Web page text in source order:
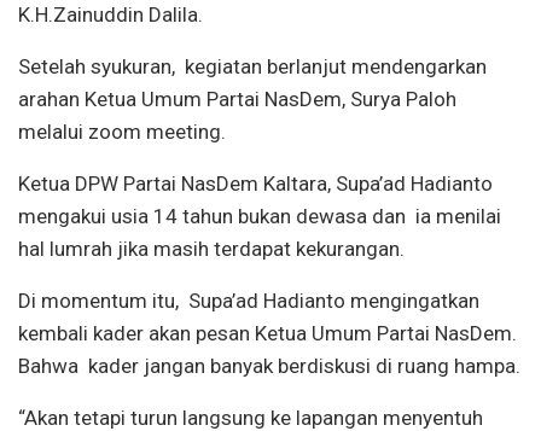
K.H.Zainuddin Dalila.
Setelah syukuran, kegiatan berlanjut mendengarkan
arahan Ketua Umum Partai NasDem, Surya Paloh
melalui zoom meeting.
Ketua DPW Partai NasDem Kaltara, Supa’ad Hadianto
mengakui usia 14 tahun bukan dewasa dan ia menilai
hal lumrah jika masih terdapat kekurangan.
Di momentum itu, Supa’ad Hadianto mengingatkan
kembali kader akan pesan Ketua Umum Partai NasDem.
Bahwa kader jangan banyak berdiskusi di ruang hampa.
“Akan tetapi turun langsung ke lapangan menyentuh